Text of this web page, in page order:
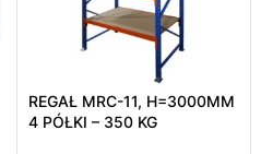
REGAŁ MRC-11, H=3000MM
4 PÓŁKI – 350 KG